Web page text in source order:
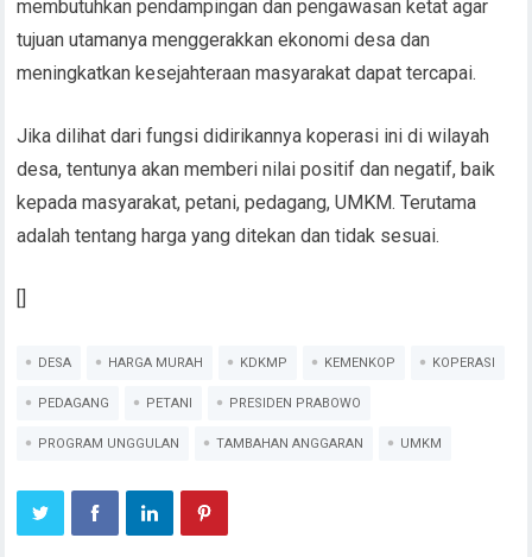
membutuhkan pendampingan dan pengawasan ketat agar
tujuan utamanya menggerakkan ekonomi desa dan
meningkatkan kesejahteraan masyarakat dapat tercapai.
Jika dilihat dari fungsi didirikannya koperasi ini di wilayah
desa, tentunya akan memberi nilai positif dan negatif, baik
kepada masyarakat, petani, pedagang, UMKM. Terutama
adalah tentang harga yang ditekan dan tidak sesuai.
[]
DESA HARGA MURAH KDKMP KEMENKOP KOPERASI
PEDAGANG PETANI PRESIDEN PRABOWO
PROGRAM UNGGULAN TAMBAHAN ANGGARAN UMKM